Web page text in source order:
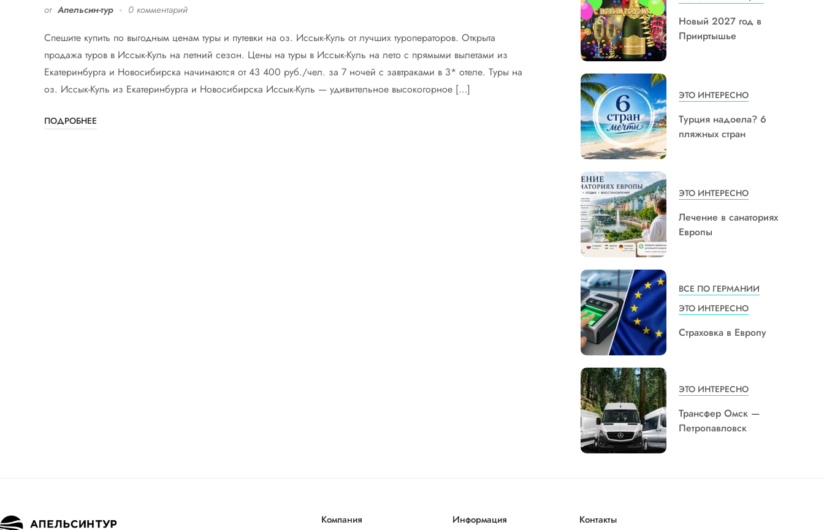
от Апельсин-тур 0 комментарий
Спешите купить по выгодным ценам туры и путевки на оз. Иссык-Куль от лучших туроператоров. Открыта
продажа туров в Иссык-Куль на летний сезон. Цены на туры в Иссык-Куль на лето c прямыми вылетами из
Екатеринбурга и Новосибирска начинаются от 43 400 руб./чел. за 7 ночей с завтраками в 3* отеле. Туры на
оз. Иссык-Куль из Екатеринбурга и Новосибирска Иссык-Куль — удивительное высокогорное […]
ПОДРОБНЕЕ
Новый 2027 год в
Прииртышье
ЭТО ИНТЕРЕСНО
Турция надоела? 6
пляжных стран
ЭТО ИНТЕРЕСНО
Лечение в санаториях
Европы
ВСЕ ПО ГЕРМАНИИ
ЭТО ИНТЕРЕСНО
Страховка в Европу
ЭТО ИНТЕРЕСНО
Трансфер Омск —
Петропавловск
Компания Информация Контакты